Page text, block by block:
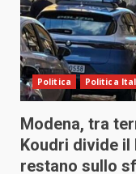
Politica Politica
Modena, tra
Koudri divide il
restano sullo